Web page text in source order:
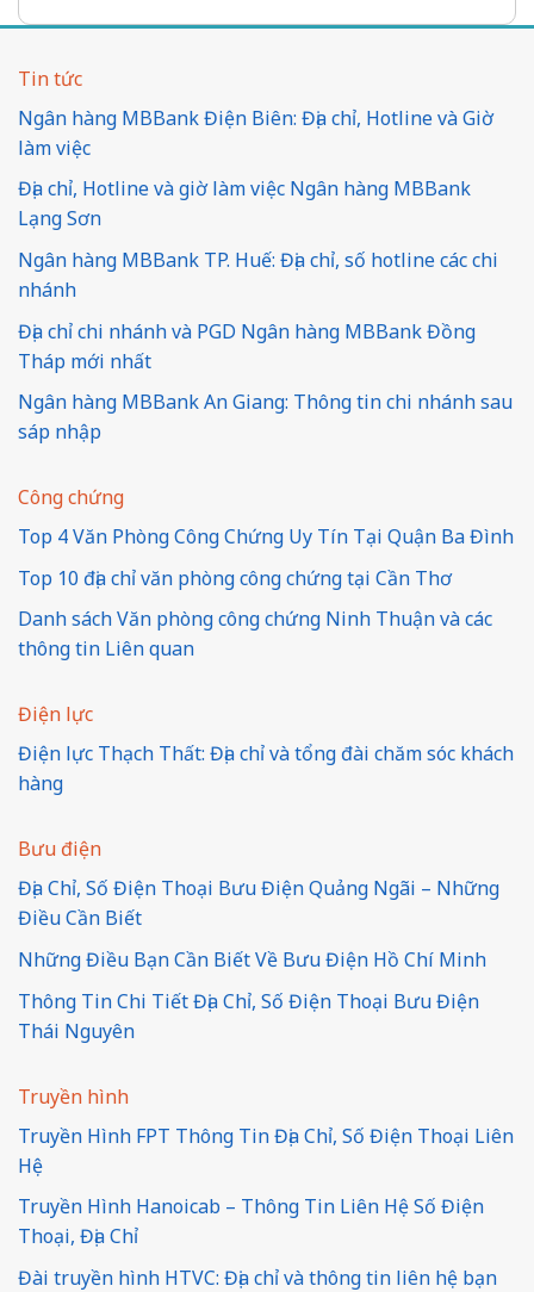
Tin tức
Ngân hàng MBBank Điện Biên: Địa chỉ, Hotline và Giờ
làm việc
Địa chỉ, Hotline và giờ làm việc Ngân hàng MBBank
Lạng Sơn
Ngân hàng MBBank TP. Huế: Địa chỉ, số hotline các chi
nhánh
Địa chỉ chi nhánh và PGD Ngân hàng MBBank Đồng
Tháp mới nhất
Ngân hàng MBBank An Giang: Thông tin chi nhánh sau
sáp nhập
Công chứng
Top 4 Văn Phòng Công Chứng Uy Tín Tại Quận Ba Đình
Top 10 địa chỉ văn phòng công chứng tại Cần Thơ
Danh sách Văn phòng công chứng Ninh Thuận và các
thông tin Liên quan
Điện lực
Điện lực Thạch Thất: Địa chỉ và tổng đài chăm sóc khách
hàng
Bưu điện
Địa Chỉ, Số Điện Thoại Bưu Điện Quảng Ngãi – Những
Điều Cần Biết
Những Điều Bạn Cần Biết Về Bưu Điện Hồ Chí Minh
Thông Tin Chi Tiết Địa Chỉ, Số Điện Thoại Bưu Điện
Thái Nguyên
Truyền hình
Truyền Hình FPT Thông Tin Địa Chỉ, Số Điện Thoại Liên
Hệ
Truyền Hình Hanoicab – Thông Tin Liên Hệ Số Điện
Thoại, Địa Chỉ
Đài truyền hình HTVC: Địa chỉ và thông tin liên hệ bạn